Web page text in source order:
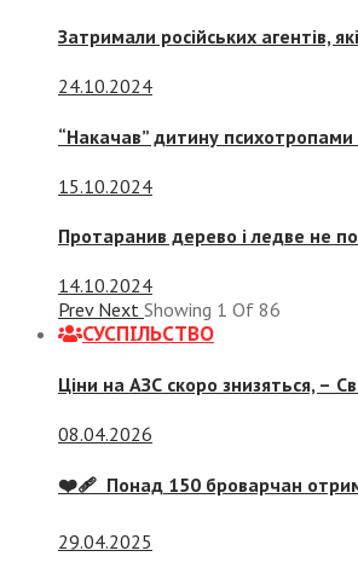
Затримали російських агентів,
24.10.2024
“Накачав” дитину
15.10.2024
Протаранив дерево і ледве не
14.10.2024
Prev Next Showing 1 Of 86
СУСПIЛЬСТВО
Ціни на АЗС скоро знизяться, –
08.04.2026
❤️‍🩹 Понад 150 броварчан
29.04.2025